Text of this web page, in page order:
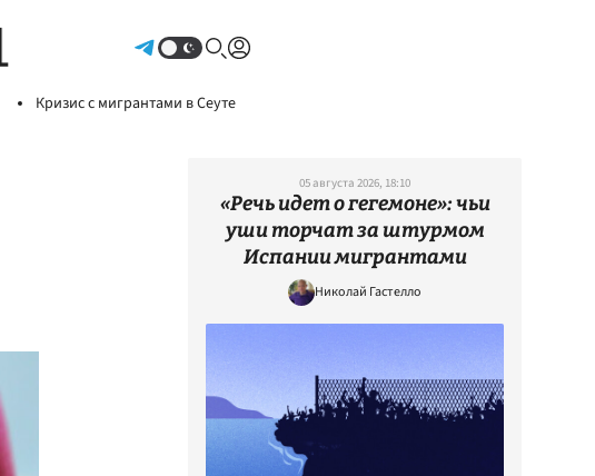
Кризис с мигрантами в Сеуте
05 августа 2026, 18:10
«Речь идет о гегемоне»: чьи
уши торчат за штурмом
Испании мигрантами
Николай Гастелло